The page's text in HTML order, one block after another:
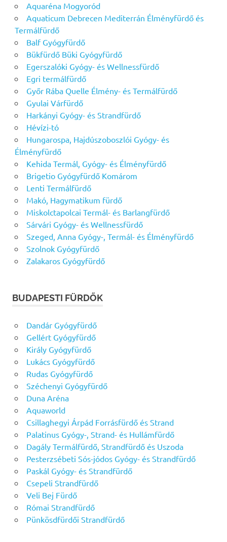
Aquaréna Mogyoród
Aquaticum Debrecen Mediterrán Élményfürdő és
Termálfürdő
Balf Gyógyfürdő
Bükfürdő Büki Gyógyfürdő
Egerszalóki Gyógy- és Wellnessfürdő
Egri termálfürdő
Győr Rába Quelle Élmény- és Termálfürdő
Gyulai Várfürdő
Harkányi Gyógy- és Strandfürdő
Hévízi-tó
Hungarospa, Hajdúszoboszlói Gyógy- és
Élményfürdő
Kehida Termál, Gyógy- és Élményfürdő
Brigetio Gyógyfürdő Komárom
Lenti Termálfürdő
Makó, Hagymatikum fürdő
Miskolctapolcai Termál- és Barlangfürdő
Sárvári Gyógy- és Wellnessfürdő
Szeged, Anna Gyógy-, Termál- és Élményfürdő
Szolnok Gyógyfürdő
Zalakaros Gyógyfürdő
BUDAPESTI FÜRDŐK
Dandár Gyógyfürdő
Gellért Gyógyfürdő
Király Gyógyfürdő
Lukács Gyógyfürdő
Rudas Gyógyfürdő
Széchenyi Gyógyfürdő
Duna Aréna
Aquaworld
Csillaghegyi Árpád Forrásfürdő és Strand
Palatinus Gyógy-, Strand- és Hullámfürdő
Dagály Termálfürdő, Strandfürdő és Uszoda
Pesterzsébeti Sós-jódos Gyógy- és Strandfürdő
Paskál Gyógy- és Strandfürdő
Csepeli Strandfürdő
Veli Bej Fürdő
Római Strandfürdő
Pünkösdfürdői Strandfürdő